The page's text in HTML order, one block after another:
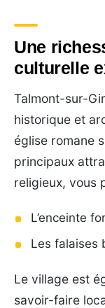
Une
culturelle
Talmont-sur-
historique et
église romane
principaux
religieux, vous
L’enceinte
Les falaises
Le village est
savoir-faire